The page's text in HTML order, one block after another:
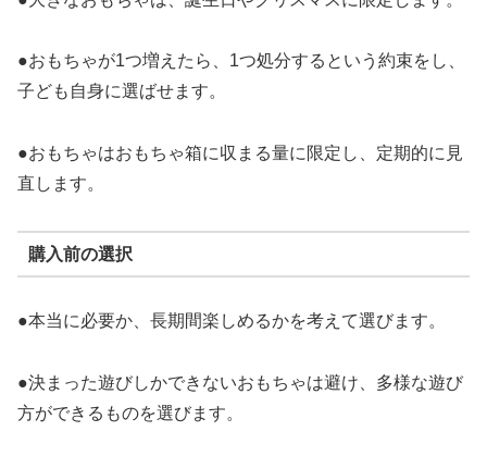
●おもちゃが1つ増えたら、1つ処分するという約束をし、
子ども自身に選ばせます。
●おもちゃはおもちゃ箱に収まる量に限定し、定期的に見
直します。
購入前の選択
●本当に必要か、長期間楽しめるかを考えて選びます。
●決まった遊びしかできないおもちゃは避け、多様な遊び
方ができるものを選びます。